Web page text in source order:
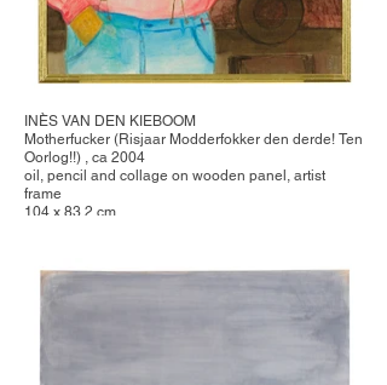
INÈS VAN DEN KIEBOOM
Motherfucker (Risjaar Modderfokker den derde! Ten
Oorlog!!) , ca 2004
oil, pencil and collage on wooden panel, artist
frame
104 x 83,2 cm